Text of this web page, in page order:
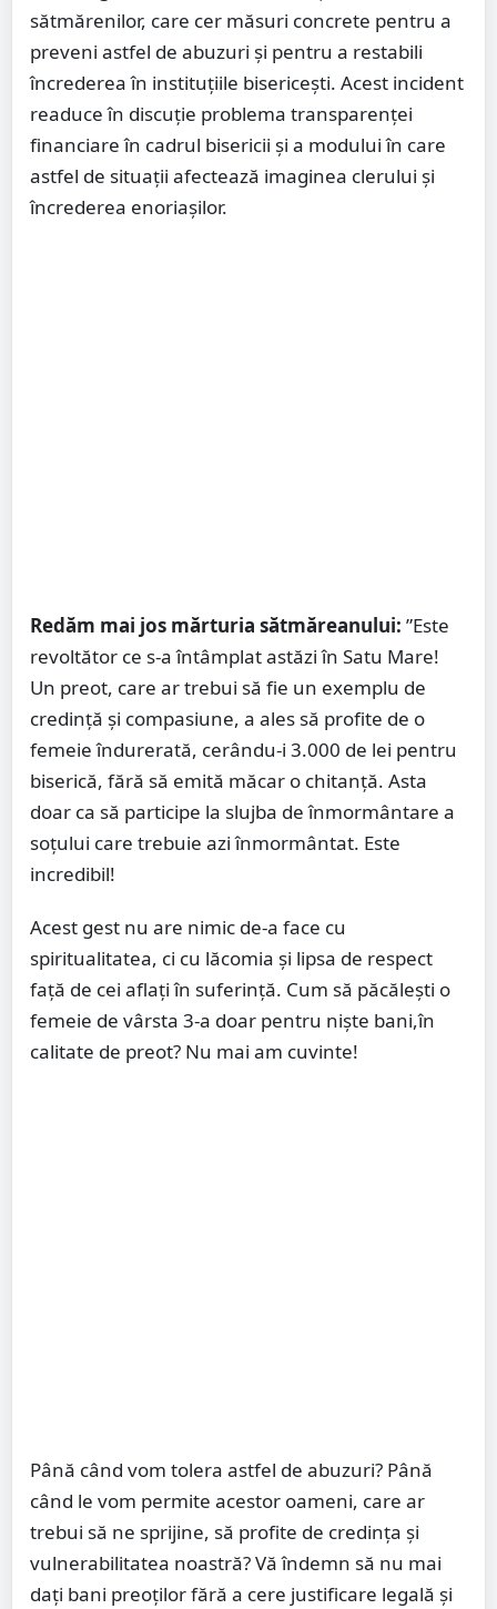
sătmărenilor, care cer măsuri concrete pentru a
preveni astfel de abuzuri și pentru a restabili
încrederea în instituțiile bisericești. Acest incident
readuce în discuție problema transparenței
financiare în cadrul bisericii și a modului în care
astfel de situații afectează imaginea clerului și
încrederea enoriașilor.
Redăm mai jos mărturia sătmăreanului: ”Este
revoltător ce s-a întâmplat astăzi în Satu Mare!
Un preot, care ar trebui să fie un exemplu de
credință și compasiune, a ales să profite de o
femeie îndurerată, cerându-i 3.000 de lei pentru
biserică, fără să emită măcar o chitanță. Asta
doar ca să participe la slujba de înmormântare a
soțului care trebuie azi înmormântat. Este
incredibil!
Acest gest nu are nimic de-a face cu
spiritualitatea, ci cu lăcomia și lipsa de respect
față de cei aflați în suferință. Cum să păcălești o
femeie de vârsta 3-a doar pentru niște bani,în
calitate de preot? Nu mai am cuvinte!
Până când vom tolera astfel de abuzuri? Până
când le vom permite acestor oameni, care ar
trebui să ne sprijine, să profite de credința și
vulnerabilitatea noastră? Vă îndemn să nu mai
dați bani preoților fără a cere justificare legală și